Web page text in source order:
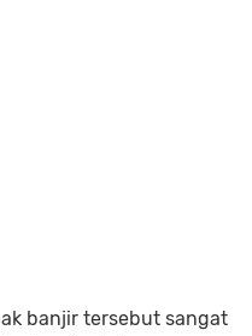
banjir tersebut sangat